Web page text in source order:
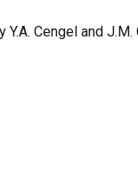
Y.A. Cengel and